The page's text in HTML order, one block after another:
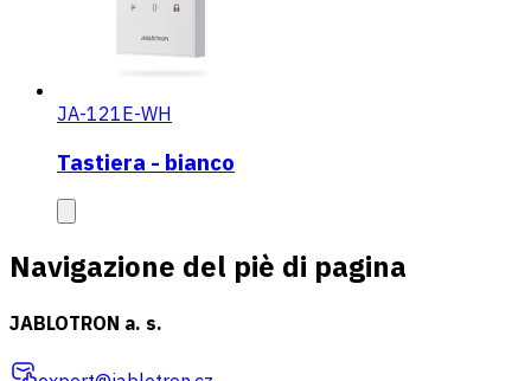
JA-121E-WH
Tastiera - bianco
Navigazione del piè di pagina
JABLOTRON a. s.